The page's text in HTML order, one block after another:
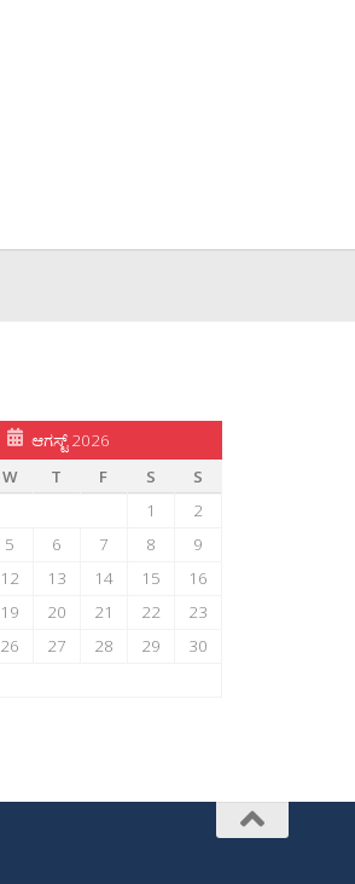
ಆಗಸ್ಟ್ 2026
W T F S
S
1
2
5 6 7 8
9
12 13 14 15
16
19 20 21 22
23
26 27 28 29
30